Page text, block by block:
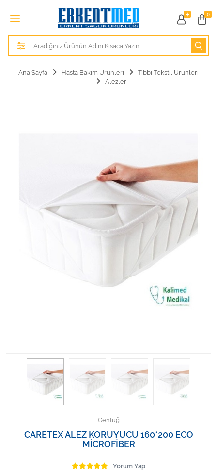
0
Tüm Kategoriler
Alezler
Kişisel Bakım ve Sağlık
Kişisel Bakım ve Sağlık
Sarf Malzemeleri
Sarf Malzemeleri
Varis Çorapları
Tüm Kategorileri Gör
Ana Sayfa Hasta Bakım Ürünleri
Tıbbi Tekstil Ürünleri
Alezler
Gentuğ
CARETEX ALEZ KORUYUCU 160*200 ECO
MİCROFİBER
Yorum Yap